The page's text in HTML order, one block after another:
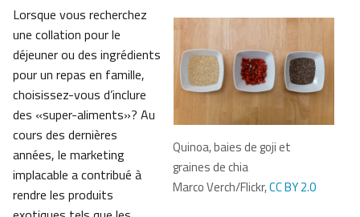
Quinoa, baies de goji et
graines de chia
Marco Verch/Flickr,CC BY 2.0
Lorsque vous recherchez
une collation pour le
déjeuner ou des ingrédients
pour un repas en famille,
choisissez-vous d’inclure
des «super-aliments»? Au
cours des dernières
années, le marketing
implacable a contribué à
rendre les produits